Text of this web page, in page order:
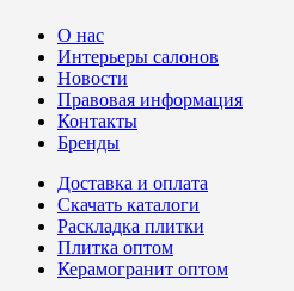
О нас
Интерьеры салонов
Новости
Правовая информация
Контакты
Бренды
Доставка и оплата
Скачать каталоги
Раскладка плитки
Плитка оптом
Керамогранит оптом